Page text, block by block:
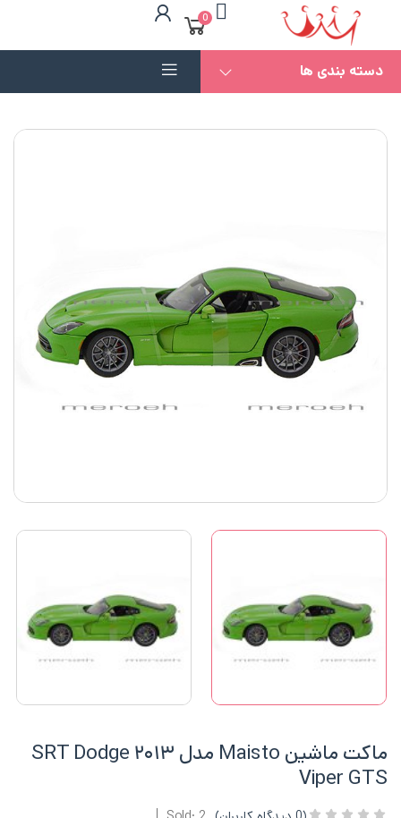
0
دسته بندی ها
ماکت ماشین Maisto مدل ۲۰۱۳ SRT Dodge
Viper GTS